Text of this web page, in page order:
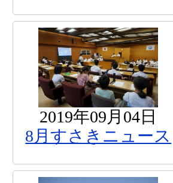
2019年09月04日
8月すさきニュース